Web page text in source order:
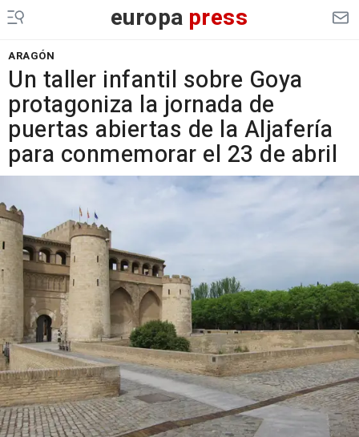
europa press
ARAGÓN
Un taller infantil sobre Goya
protagoniza la jornada de
puertas abiertas de la Aljafería
para conmemorar el 23 de abril